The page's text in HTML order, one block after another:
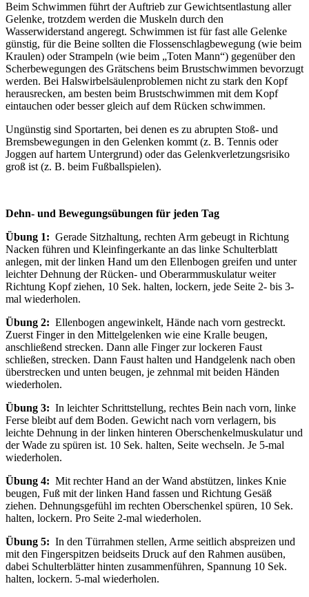
Beim Schwimmen führt der Auftrieb zur Gewichtsentlastung aller
Gelenke, trotzdem werden die Muskeln durch den
Wasserwiderstand angeregt. Schwimmen ist für fast alle Gelenke
günstig, für die Beine sollten die Flossenschlagbewegung (wie beim
Kraulen) oder Strampeln (wie beim „Toten Mann“) gegenüber den
Scherbewegungen des Grätschens beim Brustschwimmen bevorzugt
werden. Bei Halswirbelsäulenproblemen nicht zu stark den Kopf
herausrecken, am besten beim Brustschwimmen mit dem Kopf
eintauchen oder besser gleich auf dem Rücken schwimmen.
Ungünstig sind Sportarten, bei denen es zu abrupten Stoß- und
Bremsbewegungen in den Gelenken kommt (z. B. Tennis oder
Joggen auf hartem Untergrund) oder das Gelenkverletzungsrisiko
groß ist (z. B. beim Fußballspielen).
Dehn- und Bewegungsübungen für jeden Tag
Übung 1: Gerade Sitzhaltung, rechten Arm gebeugt in Richtung
Nacken führen und Kleinfingerkante an das linke Schulterblatt
anlegen, mit der linken Hand um den Ellenbogen greifen und unter
leichter Dehnung der Rücken- und Oberarmmuskulatur weiter
Richtung Kopf ziehen, 10 Sek. halten, lockern, jede Seite 2- bis 3-
mal wiederholen.
Übung 2: Ellenbogen angewinkelt, Hände nach vorn gestreckt.
Zuerst Finger in den Mittelgelenken wie eine Kralle beugen,
anschließend strecken. Dann alle Finger zur lockeren Faust
schließen, strecken. Dann Faust halten und Handgelenk nach oben
überstrecken und unten beugen, je zehnmal mit beiden Händen
wiederholen.
Übung 3: In leichter Schrittstellung, rechtes Bein nach vorn, linke
Ferse bleibt auf dem Boden. Gewicht nach vorn verlagern, bis
leichte Dehnung in der linken hinteren Oberschenkelmuskulatur und
der Wade zu spüren ist. 10 Sek. halten, Seite wechseln. Je 5-mal
wiederholen.
Übung 4: Mit rechter Hand an der Wand abstützen, linkes Knie
beugen, Fuß mit der linken Hand fassen und Richtung Gesäß
ziehen. Dehnungsgefühl im rechten Oberschenkel spüren, 10 Sek.
halten, lockern. Pro Seite 2-mal wiederholen.
Übung 5: In den Türrahmen stellen, Arme seitlich abspreizen und
mit den Fingerspitzen beidseits Druck auf den Rahmen ausüben,
dabei Schulterblätter hinten zusammenführen, Spannung 10 Sek.
halten, lockern. 5-mal wiederholen.